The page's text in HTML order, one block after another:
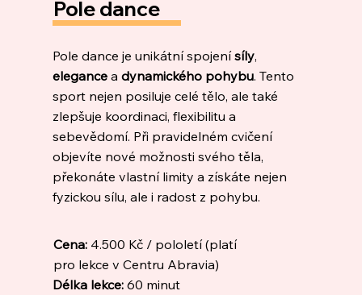
Pole dance
Pole dance je unikátní spojenísíly,
elegance adynamického pohybu. Tento
sport nejen posiluje celé tělo, ale také
zlepšuje koordinaci, flexibilitu a
sebevědomí. Při pravidelném cvičení
objevíte nové možnosti svého těla,
překonáte vlastní limity a získáte nejen
fyzickou sílu, ale i radost z pohybu.
Cena:4.500 Kč / pololetí (platí
pro lekce v Centru Abravia)
Délka lekce: 60 minut